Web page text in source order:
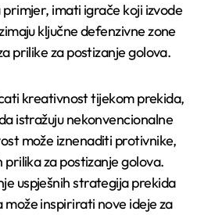
imati igrače koji izvode
ključne defenzivne zone
prilike za postizanje golova.
kreativnost tijekom prekida,
istražuju nekonvencionalne
može iznenaditi protivnike,
prilika za postizanje golova.
uspješnih strategija prekida
inspirirati nove ideje za